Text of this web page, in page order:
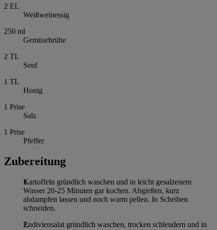
2 EL
Weißweinessig
250 ml
Gemüsebrühe
2 TL
Senf
1 TL
Honig
1 Prise
Salz
1 Prise
Pfeffer
Zubereitung
Kartoffeln gründlich waschen und in leicht gesalzenem
Wasser 20-25 Minuten gar kochen. Abgießen, kurz
abdampfen lassen und noch warm pellen. In Scheiben
schneiden.
Endiviensalat gründlich waschen, trocken schleudern und in